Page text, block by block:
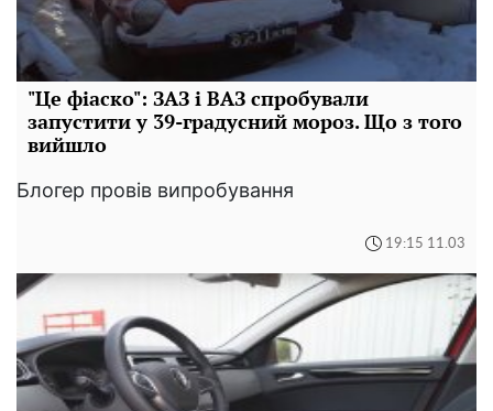
"Це фіаско": ЗАЗ і ВАЗ спробували
запустити у 39-градусний мороз. Що з того
вийшло
Блогер провів випробування
19:15 11.03